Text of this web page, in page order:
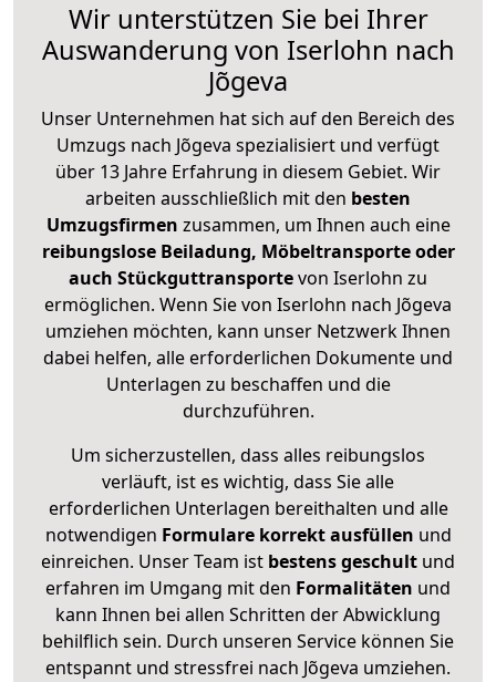
Wir unterstützen Sie bei Ihrer
Auswanderung von Iserlohn nach
Jõgeva
Unser Unternehmen hat sich auf den Bereich des
Umzugs nach Jõgeva spezialisiert und verfügt
über 13 Jahre Erfahrung in diesem Gebiet. Wir
arbeiten ausschließlich mit den besten
Umzugsfirmen zusammen, um Ihnen auch eine
reibungslose Beiladung, Möbeltransporte oder
auch Stückguttransportevon Iserlohn zu
ermöglichen. Wenn Sie von Iserlohn nach Jõgeva
umziehen möchten, kann unser Netzwerk Ihnen
dabei helfen, alle erforderlichen Dokumente und
Unterlagen zu beschaffen und die
durchzuführen.
Um sicherzustellen, dass alles reibungslos
verläuft, ist es wichtig, dass Sie alle
erforderlichen Unterlagen bereithalten und alle
notwendigen Formulare korrekt ausfüllen und
einreichen. Unser Team ist bestens geschult und
erfahren im Umgang mit den Formalitäten und
kann Ihnen bei allen Schritten der Abwicklung
behilflich sein. Durch unseren Service können Sie
entspannt und stressfrei nach Jõgeva umziehen.